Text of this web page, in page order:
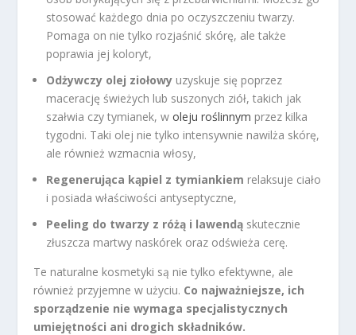
stosować każdego dnia po oczyszczeniu twarzy.
Pomaga on nie tylko rozjaśnić skórę, ale także
poprawia jej koloryt,
Odżywczy olej ziołowy uzyskuje się poprzez
macerację świeżych lub suszonych ziół, takich jak
szałwia czy tymianek, woleju roślinnym przez kilka
tygodni. Taki olej nie tylko intensywnie nawilża skórę,
ale również wzmacnia włosy,
Regenerująca kąpiel z tymiankiem relaksuje ciało
i posiada właściwości antyseptyczne,
Peeling do twarzy z różą i lawendą skutecznie
złuszcza martwy naskórek oraz odświeża cerę.
Te naturalne kosmetyki są nie tylko efektywne, ale
również przyjemne w użyciu. Co najważniejsze, ich
sporządzenie nie wymaga specjalistycznych
umiejętności ani drogich składników.